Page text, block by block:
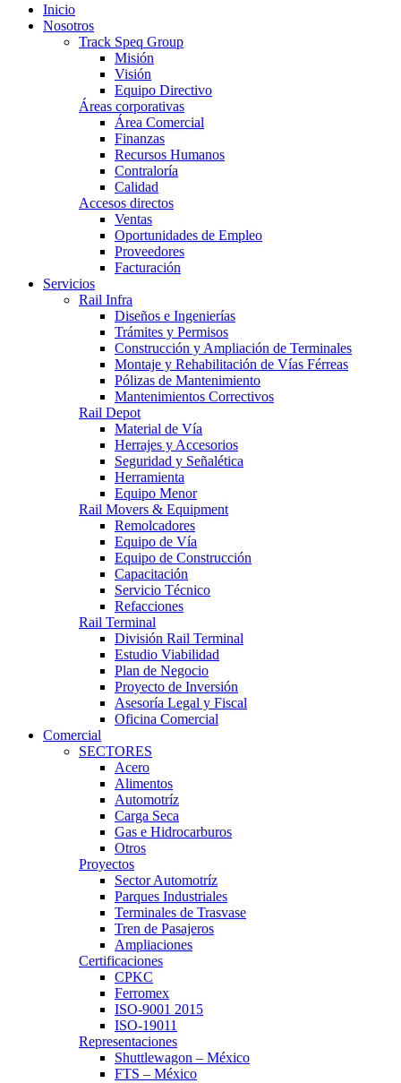
Inicio
Nosotros
Track Speq Group
Misión
Visión
Equipo Directivo
Áreas corporativas
Área Comercial
Finanzas
Recursos Humanos
Contraloría
Calidad
Accesos directos
Ventas
Oportunidades de Empleo
Proveedores
Facturación
Servicios
Rail Infra
Diseños e Ingenierías
Trámites y Permisos
Construcción y Ampliación de Terminales
Montaje y Rehabilitación de Vías Férreas
Pólizas de Mantenimiento
Mantenimientos Correctivos
Rail Depot
Material de Vía
Herrajes y Accesorios
Seguridad y Señalética
Herramienta
Equipo Menor
Rail Movers & Equipment
Remolcadores
Equipo de Vía
Equipo de Construcción
Capacitación
Servicio Técnico
Refacciones
Rail Terminal
División Rail Terminal
Estudio Viabilidad
Plan de Negocio
Proyecto de Inversión
Asesoría Legal y Fiscal
Oficina Comercial
Comercial
SECTORES
Acero
Alimentos
Automotríz
Carga Seca
Gas e Hidrocarburos
Otros
Proyectos
Sector Automotríz
Parques Industriales
Terminales de Trasvase
Tren de Pasajeros
Ampliaciones
Certificaciones
CPKC
Ferromex
ISO-9001 2015
ISO-19011
Representaciones
Shuttlewagon – México
FTS – México